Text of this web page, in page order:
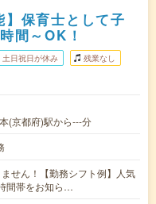
】保育士として子
間～OK！
土日祝日が休み 残業なし
(京都府)駅から---分
せん！【勤務シフト例】人気
間帯をお知ら…